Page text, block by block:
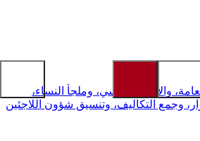
والأمن الأساسي، وملجأ النساء،
وجمع التكاليف، وتنسيق شؤون اللاجئين